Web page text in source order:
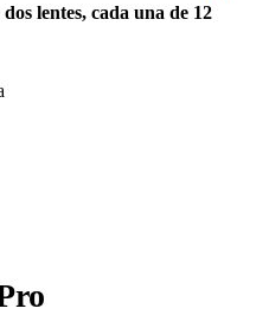
dos lentes, cada una de 12